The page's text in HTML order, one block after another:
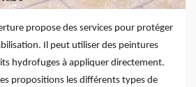
propose des services pour protéger
Il peut utiliser des peintures
hydrofuges à appliquer directement.
propositions les différents types de